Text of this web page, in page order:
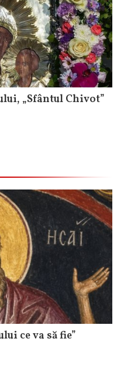
„Sfântul Chivot”
ce va să fie”